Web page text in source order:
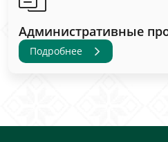
Административные
Подробнее